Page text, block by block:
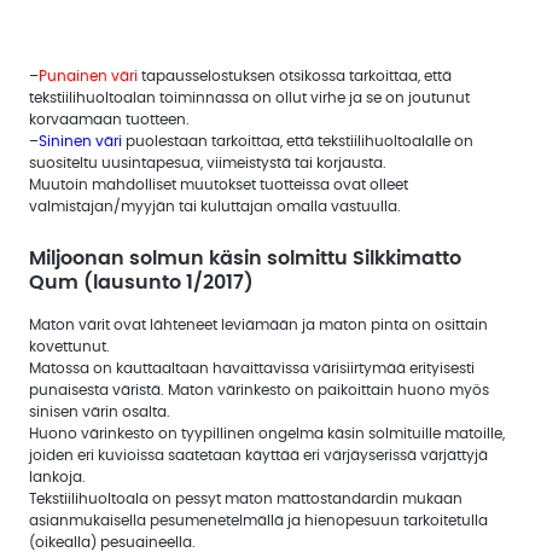
Uutiset
jäsenille
Uutisarkisto
–Punainen väri tapausselostuksen otsikossa tarkoittaa, että
tekstiilihuoltoalan toiminnassa on ollut virhe ja se on joutunut
korvaamaan tuotteen.
–Sininen väri puolestaan tarkoittaa, että tekstiilihuoltoalalle on
suositeltu uusintapesua, viimeistystä tai korjausta.
Muutoin mahdolliset muutokset tuotteissa ovat olleet
valmistajan/myyjän tai kuluttajan omalla vastuulla.
Miljoonan solmun käsin solmittu Silkkimatto
Qum (lausunto 1/2017)
Maton värit ovat lähteneet leviämään ja maton pinta on osittain
kovettunut.
Matossa on kauttaaltaan havaittavissa värisiirtymää erityisesti
punaisesta väristä. Maton värinkesto on paikoittain huono myös
sinisen värin osalta.
Huono värinkesto on tyypillinen ongelma käsin solmituille matoille,
joiden eri kuvioissa saatetaan käyttää eri värjäyserissä värjättyjä
lankoja.
Tekstiilihuoltoala on pessyt maton mattostandardin mukaan
asianmukaisella pesumenetelmällä ja hienopesuun tarkoitetulla
(oikealla) pesuaineella.